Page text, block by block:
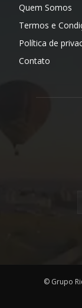
Quem Somos
Termos e
Política de
Contato
© Grupo